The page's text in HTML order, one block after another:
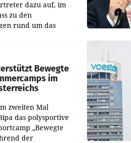
dazu auf, im
zu den
rund um das
Christian
sensible
Bewegte
im
zweiten Mal
das polysportive
„Bewegte
der